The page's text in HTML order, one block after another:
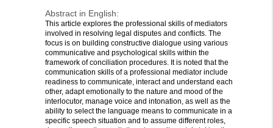
Abstract in English:
This article explores the professional skills of mediators
involved in resolving legal disputes and conflicts. The
focus is on building constructive dialogue using various
communicative and psychological skills within the
framework of conciliation procedures. It is noted that the
communication skills of a professional mediator include
readiness to communicate, interact and understand each
other, adapt emotionally to the nature and mood of the
interlocutor, manage voice and intonation, as well as the
ability to select the language means to communicate in a
specific speech situation and to assume different roles,